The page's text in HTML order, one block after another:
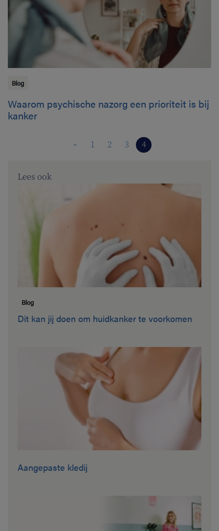
Lees ook
Blog
Dit kan jij doen om huidkanker te voorkomen
Aangepaste kledij
Blog
Waarom psychische nazorg een prioriteit is bij
kanker
1 2 3 4